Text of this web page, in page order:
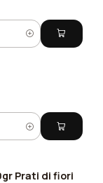
Prati di fiori